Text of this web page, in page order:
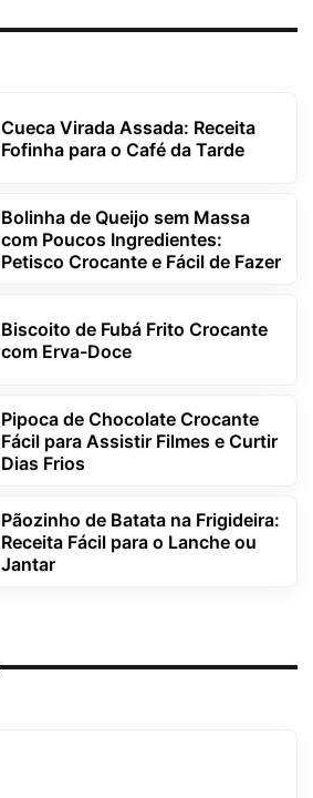
Cueca Virada Assada: Receita
Fofinha para o Café da Tarde
Bolinha de Queijo sem Massa
com Poucos Ingredientes:
Petisco Crocante e Fácil de Fazer
Biscoito de Fubá Frito Crocante
com Erva-Doce
Pipoca de Chocolate Crocante
Fácil para Assistir Filmes e Curtir
Dias Frios
Pãozinho de Batata na Frigideira:
Receita Fácil para o Lanche ou
Jantar